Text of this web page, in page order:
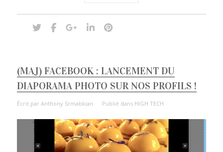
(MAJ) FACEBOOK : LANCEMENT DU
DIAPORAMA PHOTO SUR NOS PROFILS !
Écrit par Anthony Srmabkian Publié dans HIGH TECH